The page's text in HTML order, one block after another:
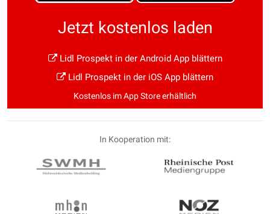
Jetzt kostenlos laden
Lidl Prospekt in der Android App blättern
Lidl Prospekt in der iOS App blättern
Kostenlos im App Store erhältlich
In Kooperation mit: